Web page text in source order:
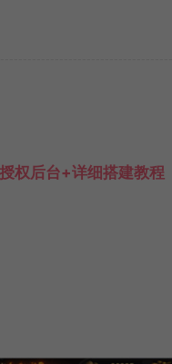
权后台+详细搭建教程